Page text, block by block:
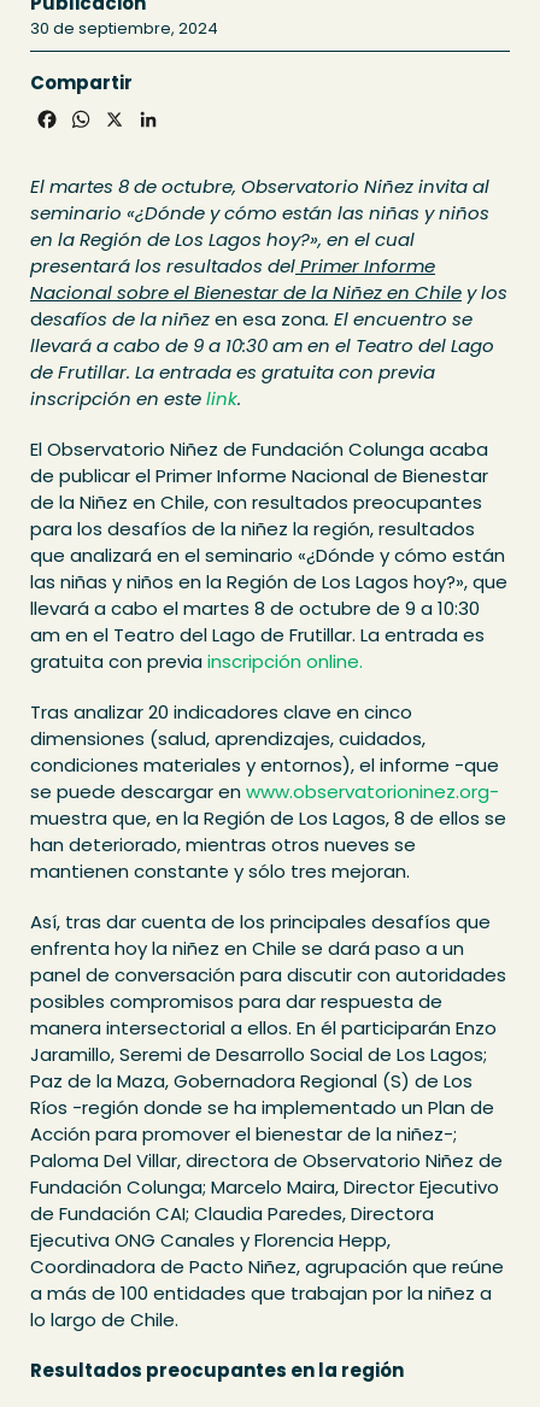
30 de septiembre, 2024
Compartir
Facebook
WhatsApp
El martes 8 de octubre, Observatorio Niñez invita al
seminario «¿Dónde y cómo están las niñas y niños
en la Región de Los Lagos hoy?», en el cual
presentará los resultados delPrimer Informe
Nacional sobre el Bienestar de la Niñez en Chile y los
desafíos de la niñezen esa zona. El encuentro se
llevará a cabo de 9 a 10:30 am en el Teatro del Lago
de Frutillar. La entrada es gratuita con previa
inscripción en estelink.
El Observatorio Niñez de Fundación Colunga acaba
de publicar el Primer Informe Nacional de Bienestar
de la Niñez en Chile, con resultados preocupantes
para los desafíos de la niñez la región, resultados
que analizará en el seminario «¿Dónde y cómo están
las niñas y niños en la Región de Los Lagos hoy?», que
llevará a cabo el martes 8 de octubre de 9 a 10:30
am en el Teatro del Lago de Frutillar. La entrada es
gratuita con previa inscripción online.
Tras analizar 20 indicadores clave en cinco
dimensiones (salud, aprendizajes, cuidados,
condiciones materiales y entornos), el informe -que
se puede descargar en www.observatorioninez.org-
muestra que, en la Región de Los Lagos, 8 de ellos se
han deteriorado, mientras otros nueves se
mantienen constante y sólo tres mejoran.
Así, tras dar cuenta de los principales desafíos que
enfrenta hoy la niñez en Chile se dará paso a un
panel de conversación para discutir con autoridades
posibles compromisos para dar respuesta de
manera intersectorial a ellos. En él participarán Enzo
Jaramillo, Seremi de Desarrollo Social de Los Lagos;
Paz de la Maza, Gobernadora Regional (S) de Los
Ríos -región donde se ha implementado un Plan de
Acción para promover el bienestar de la niñez-;
Paloma Del Villar, directora de Observatorio Niñez de
Fundación Colunga; Marcelo Maira, Director Ejecutivo
de Fundación CAI; Claudia Paredes, Directora
Ejecutiva ONG Canales y Florencia Hepp,
Coordinadora de Pacto Niñez, agrupación que reúne
a más de 100 entidades que trabajan por la niñez a
lo largo de Chile.
Resultados preocupantes en la región